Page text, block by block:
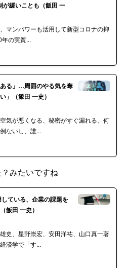
緩いことも（飯田 一
マンパワーも活用して新型コロナの抑
の実質...
る」…周囲のやる気を奪
」（飯田 一史）
気が悪くなる、秘密がすぐ漏れる、何
ないし、誰...
みたいですね
ている、企業の課題を
飯田 一史）
史、星野崇宏、安田洋祐、山口真一著
済学で「す...